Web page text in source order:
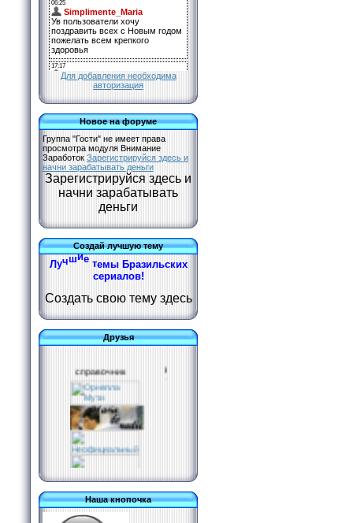
Для добавления необходима
авторизация
Новое на форуме
Группа "Гости" не имеет права
просмотра модуля Внимание
Заработок Зарегистрируйся здесь и
начни зарабатывать деньги
Зарегистрируйся здесь и
начни зарабатывать
деньги
Создай лучшую тему
Лучш е темы Б азильских
сериалов!
Создать свою тему здесь
Друзья
Наша кнопочка